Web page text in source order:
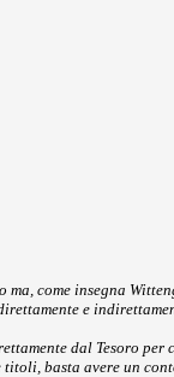
come insegna
e
dal Tesoro
titoli, basta avere un